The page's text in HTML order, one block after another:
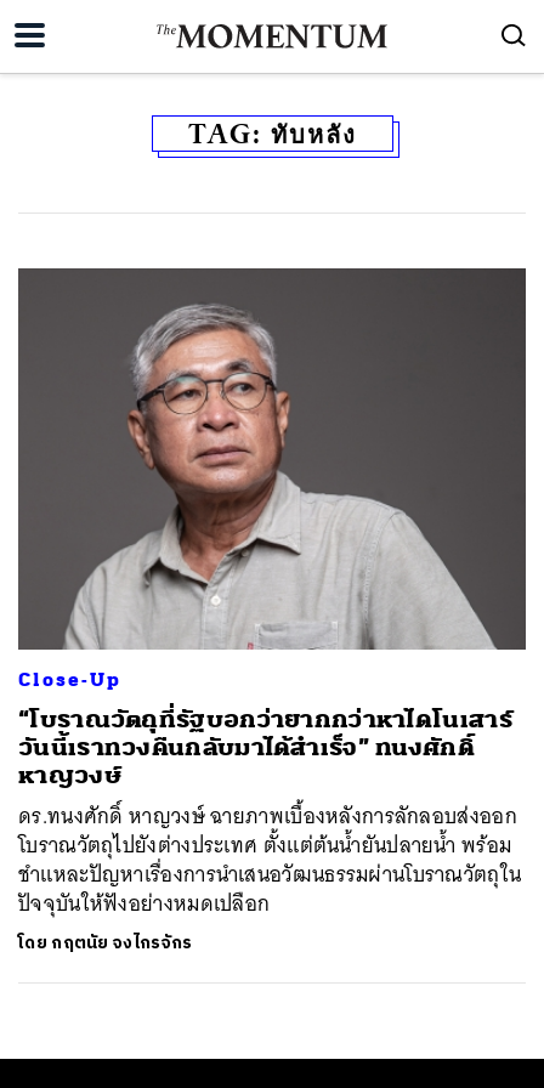
TAG: ทับหลัง
Close-Up
“โบราณวัตถุที่รัฐบอกว่ายากกว่าหาไดโนเสาร์
วันนี้เราทวงคืนกลับมาได้สำเร็จ” ทนงศักดิ์
หาญวงษ์
ดร.ทนงศักดิ์ หาญวงษ์ ฉายภาพเบื้องหลังการลักลอบส่งออก
โบราณวัตถุไปยังต่างประเทศ ตั้งแต่ต้นน้ำยันปลายน้ำ พร้อม
ชำแหละปัญหาเรื่องการนำเสนอวัฒนธรรมผ่านโบราณวัตถุใน
ปัจจุบันให้ฟังอย่างหมดเปลือก
โดย กฤตนัย จงไกรจักร
ค้นหา
SHARE TWEET LINE EMAIL